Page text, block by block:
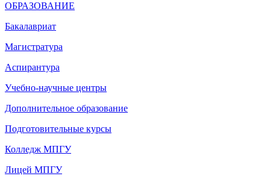
ОБРАЗОВАНИЕ
Бакалавриат
Магистратура
Аспирантура
Учебно-научные центры
Дополнительное образование
Подготовительные курсы
Колледж МПГУ
Лицей МПГУ